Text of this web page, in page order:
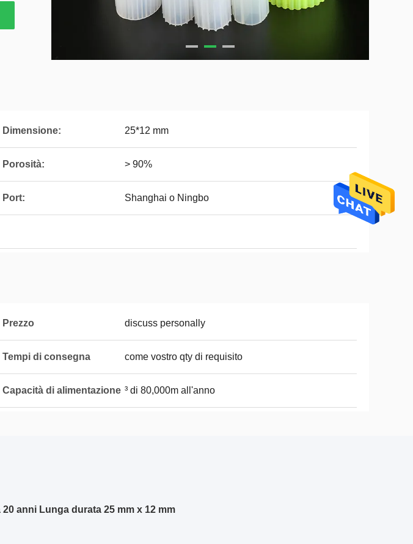
Dimensione: 25*12 mm
Porosità: > 90%
Port: Shanghai o Ningbo
Prezzo discuss personally
Tempi di consegna come vostro qty di requisito
Capacità di alimentazione ³ di 80,000m all'anno
anni Lunga durata 25 mm x 12 mm